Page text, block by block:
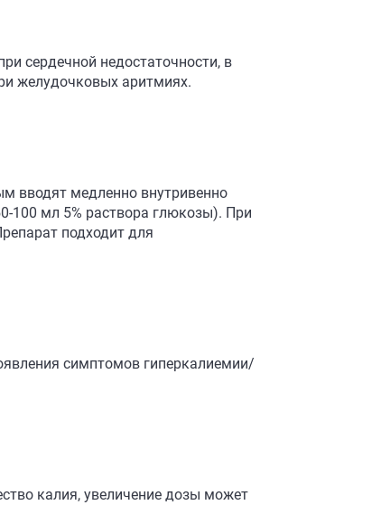
сердечной недостаточности, в
желудочковых аритмиях.
вводят медленно внутривенно
100 мл 5% раствора глюкозы). При
подходит для
симптомов гиперкалиемии/
калия, увеличение дозы может